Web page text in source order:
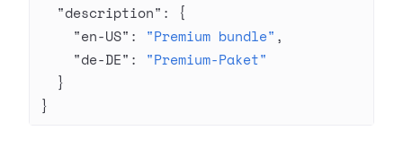
  "description"
: {
    "en-US"
: "Premium bundle" ,
    "de-DE"
: "Premium-Paket"
  }
}